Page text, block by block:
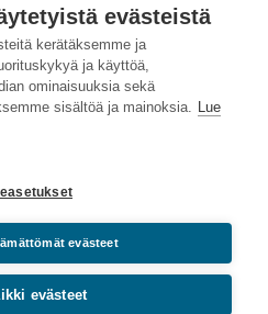
evästeistä
kerätäksemme ja
ja käyttöä,
ominaisuuksia sekä
sisältöä ja mainoksia. Lue
evästeet
evästeet